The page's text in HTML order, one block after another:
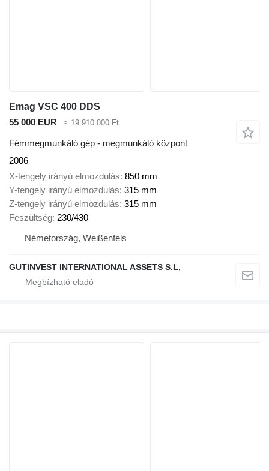
Emag VSC 400 DDS
55 000 EUR
≈ 19 910 000 Ft
Fémmegmunkáló gép - megmunkáló központ
2006
X-tengely irányú elmozdulás 850 mm
Y-tengely irányú elmozdulás 315 mm
Z-tengely irányú elmozdulás 315 mm
Feszültség 230/430
Németország, Weißenfels
GUTINVEST INTERNATIONAL ASSETS S.L,